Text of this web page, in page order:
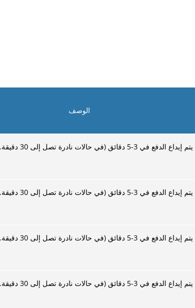
الوصف
يتم إيداع الدفع في 3-5 دقائق (في حالات نادرة تصل إلى 30 دقيقة.
يتم إيداع الدفع في 3-5 دقائق (في حالات نادرة تصل إلى 30 دقيقة.
يتم إيداع الدفع في 3-5 دقائق (في حالات نادرة تصل إلى 30 دقيقة.
يتم إيداع الدفع في 3-5 دقائق (في حالات نادرة تصل إلى 30 دقيقة.